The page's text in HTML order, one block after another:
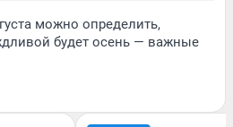
можно определить,
будет осень — важные